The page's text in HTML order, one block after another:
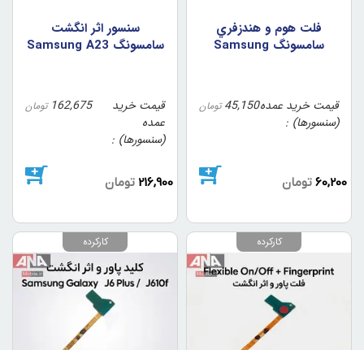
فلت هوم و هندزفري
سامسونگ Samsung
قیمت خرید عمده
(سنسورها)
45,150 تومان
60,200 تومان
سنسور اثر انگشت
سامسونگ Samsung A23
قیمت خرید
عمده
(سنسورها)
162,675 تومان
216,900 تومان
کارکرده کارکرده